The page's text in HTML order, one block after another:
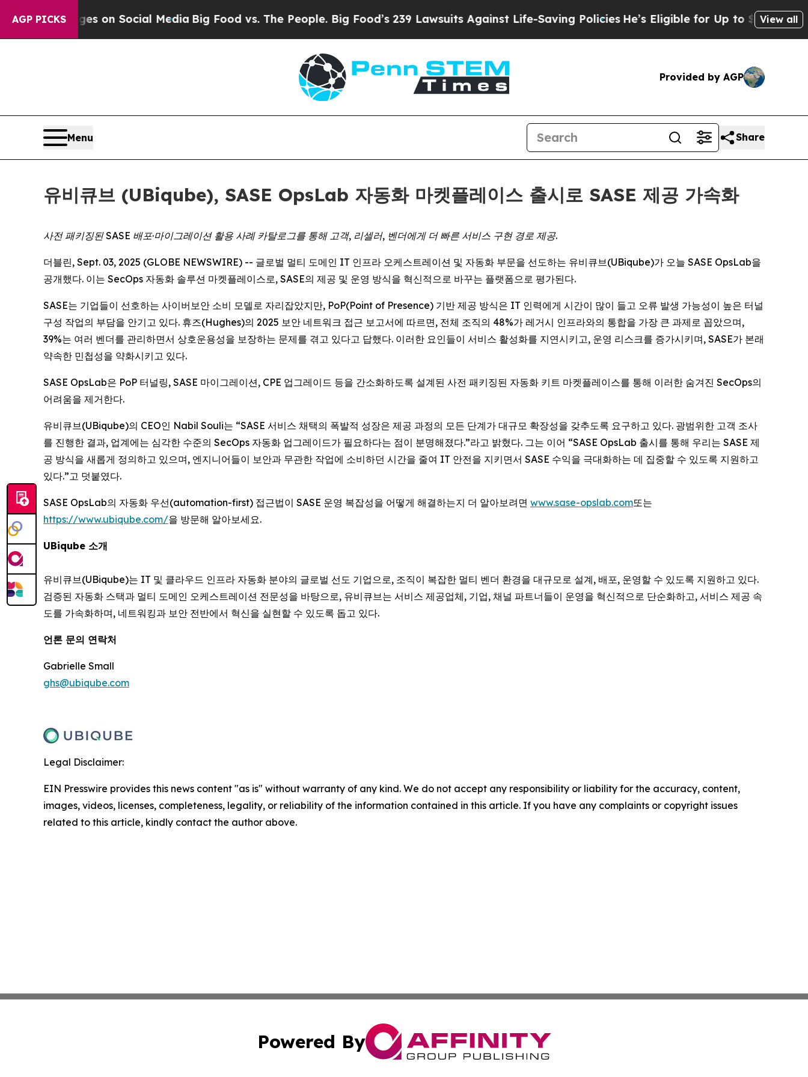
AGP PICKS
Messages on Social MediaBig Food vs. The People. Big Food’s 239 Lawsuits Against Life-Saving PoliciesHe’s Eligible for Up to $480,000 After
View all
Provided by AGP
Menu Share
유비큐브 (UBiqube), SASE OpsLab 자동화 마켓플레이스 출시로 SASE 제공 가속화
사전 패키징된 SASE 배포·마이그레이션 활용 사례 카탈로그를 통해 고객, 리셀러, 벤더에게 더 빠른 서비스 구현 경로 제공.
더블린, Sept. 03, 2025 (GLOBE NEWSWIRE) -- 글로벌 멀티 도메인 IT 인프라 오케스트레이션 및 자동화 부문을 선도하는 유비큐브(UBiqube)가 오늘 SASE OpsLab을
공개했다. 이는 SecOps 자동화 솔루션 마켓플레이스로, SASE의 제공 및 운영 방식을 혁신적으로 바꾸는 플랫폼으로 평가된다.
SASE는 기업들이 선호하는 사이버보안 소비 모델로 자리잡았지만, PoP(Point of Presence) 기반 제공 방식은 IT 인력에게 시간이 많이 들고 오류 발생 가능성이 높은 터널
구성 작업의 부담을 안기고 있다. 휴즈(Hughes)의 2025 보안 네트워크 접근 보고서에 따르면, 전체 조직의 48%가 레거시 인프라와의 통합을 가장 큰 과제로 꼽았으며,
39%는 여러 벤더를 관리하면서 상호운용성을 보장하는 문제를 겪고 있다고 답했다. 이러한 요인들이 서비스 활성화를 지연시키고, 운영 리스크를 증가시키며, SASE가 본래
약속한 민첩성을 약화시키고 있다.
SASE OpsLab은 PoP 터널링, SASE 마이그레이션, CPE 업그레이드 등을 간소화하도록 설계된 사전 패키징된 자동화 키트 마켓플레이스를 통해 이러한 숨겨진 SecOps의
어려움을 제거한다.
유비큐브(UBiqube)의 CEO인 Nabil Souli는 “SASE 서비스 채택의 폭발적 성장은 제공 과정의 모든 단계가 대규모 확장성을 갖추도록 요구하고 있다. 광범위한 고객 조사
를 진행한 결과, 업계에는 심각한 수준의 SecOps 자동화 업그레이드가 필요하다는 점이 분명해졌다.”라고 밝혔다. 그는 이어 “SASE OpsLab 출시를 통해 우리는 SASE 제
공 방식을 새롭게 정의하고 있으며, 엔지니어들이 보안과 무관한 작업에 소비하던 시간을 줄여 IT 안전을 지키면서 SASE 수익을 극대화하는 데 집중할 수 있도록 지원하고
있다.”고 덧붙였다.
SASE OpsLab의 자동화 우선(automation-first) 접근법이 SASE 운영 복잡성을 어떻게 해결하는지 더 알아보려면 www.sase-opslab.com또는
https://www.ubiqube.com/을 방문해 알아보세요.
UBiqube 소개
유비큐브(UBiqube)는 IT 및 클라우드 인프라 자동화 분야의 글로벌 선도 기업으로, 조직이 복잡한 멀티 벤더 환경을 대규모로 설계, 배포, 운영할 수 있도록 지원하고 있다.
검증된 자동화 스택과 멀티 도메인 오케스트레이션 전문성을 바탕으로, 유비큐브는 서비스 제공업체, 기업, 채널 파트너들이 운영을 혁신적으로 단순화하고, 서비스 제공 속
도를 가속화하며, 네트워킹과 보안 전반에서 혁신을 실현할 수 있도록 돕고 있다.
언론 문의 연락처
Gabrielle Small
ghs@ubiqube.com
Legal Disclaimer:
EIN Presswire provides this news content "as is" without warranty of any kind. We do not accept any responsibility or liability for the accuracy, content,
images, videos, licenses, completeness, legality, or reliability of the information contained in this article. If you have any complaints or copyright issues
related to this article, kindly contact the author above.
Powered By